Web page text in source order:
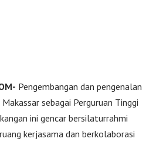
Pengembangan dan pengenalan
sebagai Perguruan Tinggi
ini gencar bersilaturrahmi
kerjasama dan berkolaborasi